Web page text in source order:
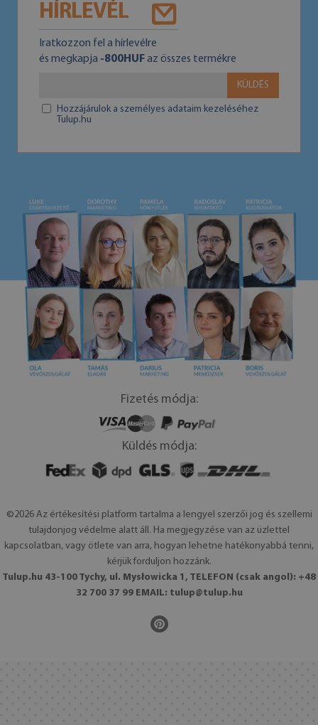
HÍRLEVÉL
Iratkozzon fel a hírlevélre
és megkapja -800HUFaz összes termékre
KÜLDÉS
Hozzájárulok a személyes adataim kezeléséhez
Tulup.hu
Fizetés módja:
Küldés módja:
©2026 Az értékesítési platform tartalma a lengyel szerzői jog és szellemi
tulajdonjog védelme alatt áll. Ha megjegyzése van az üzlettel
kapcsolatban, vagy ötlete van arra, hogyan lehetne hatékonyabbá tenni,
kérjük forduljon hozzánk.
Tulup.hu 43-100 Tychy, ul. Mysłowicka 1, TELEFON (csak angol): +48
32 700 37 99 EMAIL: tulup@tulup.hu